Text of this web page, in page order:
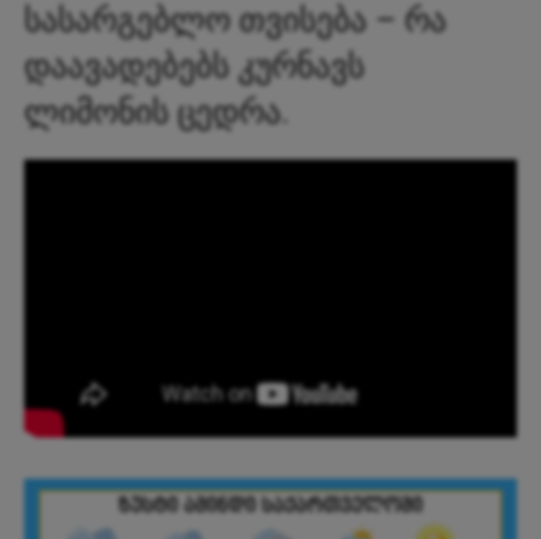
სასარგებლო თვისება – რა
დაავადებებს კურნავს
ლიმონის ცედრა.